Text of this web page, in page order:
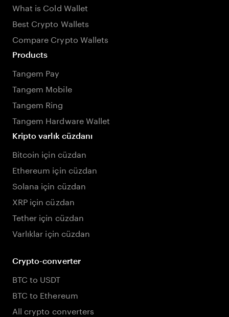
What is Cold Wallet
Best Crypto Wallets
Compare Crypto Wallets
Products
Tangem Pay
Tangem Mobile
Tangem Ring
Tangem Hardware Wallet
Kripto varlık cüzdanı
Bitcoin için cüzdan
Ethereum için cüzdan
Solana için cüzdan
XRP için cüzdan
Tether için cüzdan
Varlıklar için cüzdan
Crypto-converter
BTC to USDT
BTC to Ethereum
All crypto converters